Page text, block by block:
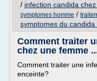
/ infection candida
symptomes homme /
symptomes du
Comment traiter
chez une femme
Comment traiter une
enceinte?